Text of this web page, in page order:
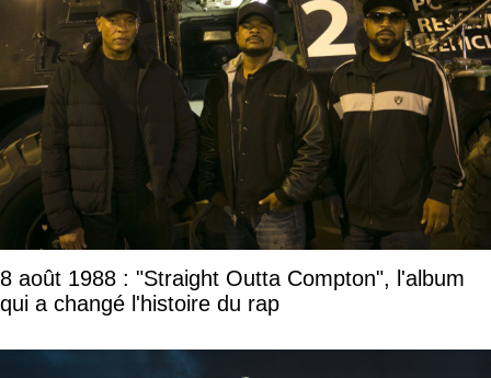
8 août 1988 : "Straight Outta Compton", l'album
qui a changé l'histoire du rap